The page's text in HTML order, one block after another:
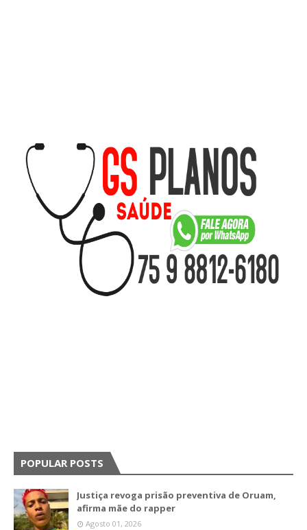
POPULAR POSTS
Justiça revoga prisão preventiva de Oruam,
afirma mãe do rapper
Agosto 01, 2026